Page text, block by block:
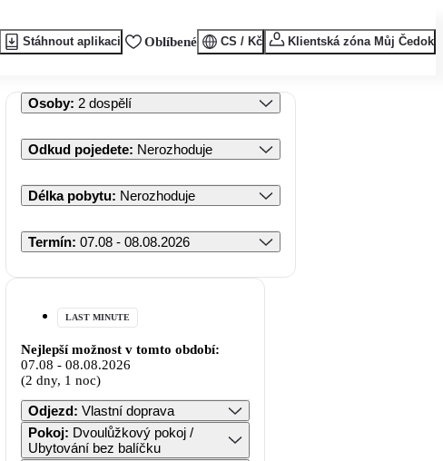
Stáhnout aplikaci Oblíbené CS / Kč Klientská zóna Můj Čedok
Osoby: 2 dospělí
Odkud pojedete: Nerozhoduje
Délka pobytu: Nerozhoduje
Termín: 07.08 - 08.08.2026
LAST MINUTE
Nejlepší možnost v tomto období:
07.08 - 08.08.2026
(2 dny, 1 noc)
Odjezd: Vlastní doprava
Pokoj: Dvoulůžkový pokoj /
Ubytování bez balíčku